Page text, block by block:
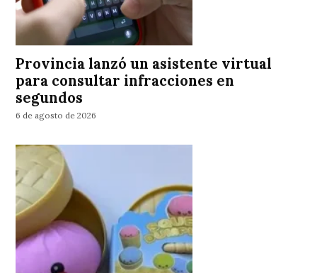
Provincia lanzó un asistente virtual
para consultar infracciones en
segundos
6 de agosto de 2026